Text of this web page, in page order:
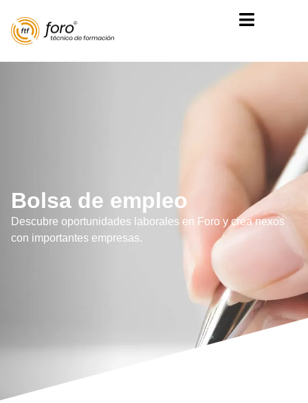
Bolsa de empleo
Descubre oportunidades laborales en Foro y crea nexos
con importantes empresas.